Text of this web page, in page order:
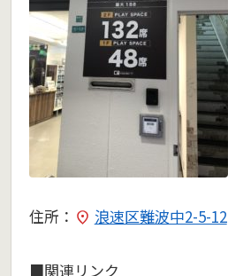
住所： 浪速区難波中2-5-12
■関連リンク